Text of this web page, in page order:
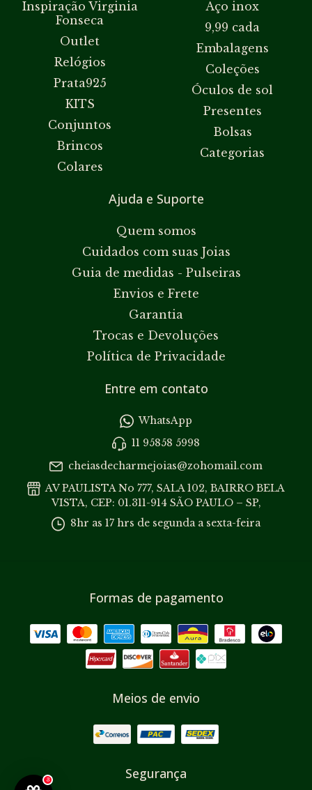
3
Inspiração Virginia
Fonseca
Outlet
Relógios
Prata925
KITS
Conjuntos
Brincos
Colares
Aço inox
9,99 cada
Embalagens
Coleções
Óculos de sol
Presentes
Bolsas
Categorias
Ajuda e Suporte
Quem somos
Cuidados com suas Joias
Guia de medidas - Pulseiras
Envios e Frete
Garantia
Trocas e Devoluções
Política de Privacidade
Entre em contato
WhatsApp
11 95858 5998
cheiasdecharmejoias@zohomail.com
AV PAULISTA No 777, SALA 102, BAIRRO BELA
VISTA, CEP: 01.311-914 SÃO PAULO – SP,
8hr as 17 hrs de segunda a sexta-feira
Formas de pagamento
Meios de envio
Segurança